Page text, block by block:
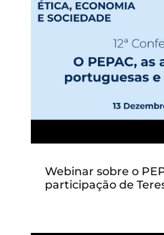
Webinar sobre o
participação de